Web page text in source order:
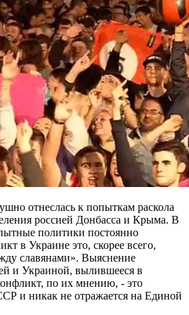
отнеслась к попыткам раскола
россией Донбасса и Крыма. В
политики постоянно
в Украине это, скорее всего,
славянами». Выяснение
и Украиной, вылившееся в
по их мнению, - это
и никак не отражается на Единой